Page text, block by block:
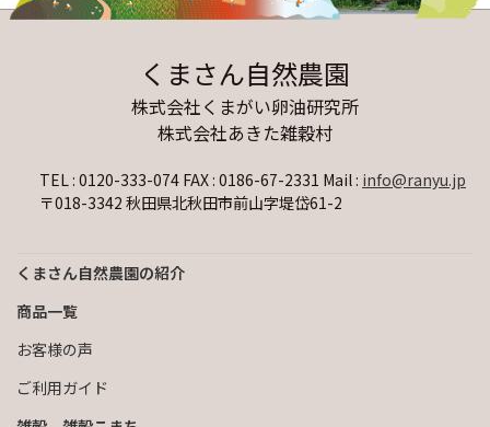
くまさん自然農園
株式会社くまがい卵油研究所
株式会社あきた雑穀村
TEL : 0120-333-074 FAX : 0186-67-2331 Mail : info@ranyu.jp
〒018-3342 秋田県北秋田市前山字堤岱61-2
くまさん自然農園の紹介
商品一覧
お客様の声
ご利用ガイド